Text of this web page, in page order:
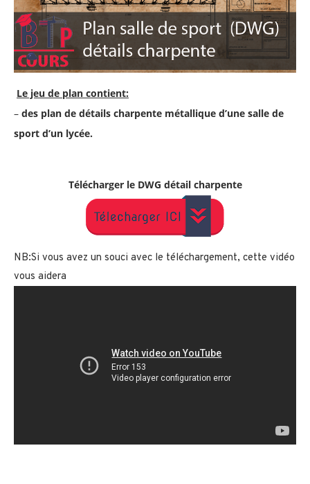
Le jeu de plan contient:
– des plan de détails charpente métallique d’une salle de
sport d’un lycée.
Télécharger le DWG détail charpente
NB:Si vous avez un souci avec le téléchargement, cette vidéo
vous aidera